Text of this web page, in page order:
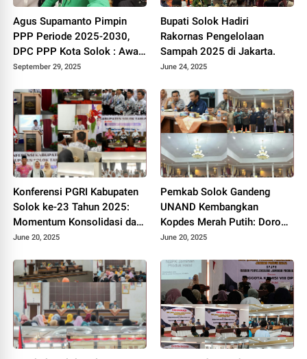
Agus Supamanto Pimpin
PPP Periode 2025-2030,
DPC PPP Kota Solok : Awal
Kebangkitan Partai Kabah
September 29, 2025
Bupati Solok Hadiri
Rakornas Pengelolaan
Sampah 2025 di Jakarta.
June 24, 2025
Konferensi PGRI Kabupaten
Solok ke-23 Tahun 2025:
Momentum Konsolidasi dan
Pemilihan Pengurus Baru.
June 20, 2025
Pemkab Solok Gandeng
UNAND Kembangkan
Kopdes Merah Putih: Dorong
Produksi Pupuk Organik dan
June 20, 2025